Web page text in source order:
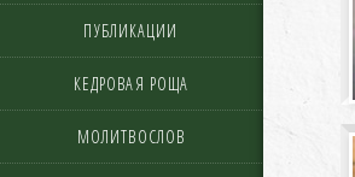
ПУБЛИКАЦИИ
КЕДРОВАЯ РОЩА
МОЛИТВОСЛОВ